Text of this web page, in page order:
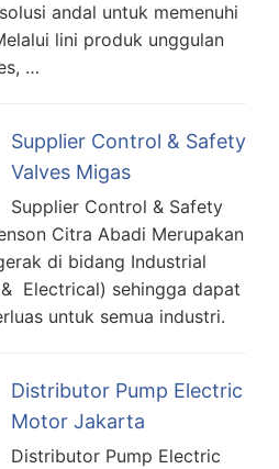
andal untuk memenuhi
lini produk unggulan
…
Supplier Control & Safety
Valves Migas
Supplier Control & Safety
Citra Abadi Merupakan
di bidang Industrial
Electrical) sehingga dapat
untuk semua industri.
Distributor Pump Electric
Motor Jakarta
Distributor Pump Electric